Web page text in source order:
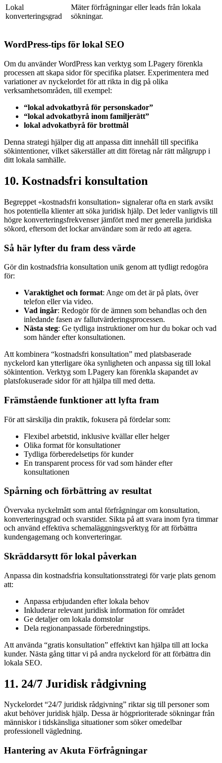
Lokal
konverteringsgrad
Mäter förfrågningar eller leads från lokala
sökningar.
WordPress-tips för lokal SEO
Om du använder WordPress kan verktyg som LPagery förenkla
processen att skapa sidor för specifika platser. Experimentera med
variationer av nyckelordet för att rikta in dig på olika
verksamhetsområden, till exempel:
“lokal advokatbyrå för personskador”
“lokal advokatbyrå inom familjerätt”
lokal advokatbyrå för brottmål
Denna strategi hjälper dig att anpassa ditt innehåll till specifika
sökintentioner, vilket säkerställer att ditt företag når rätt målgrupp i
ditt lokala samhälle.
10. Kostnadsfri konsultation
Begreppet «kostnadsfri konsultation» signalerar ofta en stark avsikt
hos potentiella klienter att söka juridisk hjälp. Det leder vanligtvis till
högre konverteringsfrekvenser jämfört med mer generella juridiska
sökord, eftersom det lockar användare som är redo att agera.
Så här lyfter du fram dess värde
Gör din kostnadsfria konsultation unik genom att tydligt redogöra
för:
Varaktighet och format: Ange om det är på plats, över
telefon eller via video.
Vad ingår: Redogör för de ämnen som behandlas och den
inledande fasen av fallutvärderingsprocessen.
Nästa steg: Ge tydliga instruktioner om hur du bokar och vad
som händer efter konsultationen.
Att kombinera “kostnadsfri konsultation” med platsbaserade
nyckelord kan ytterligare öka synligheten och anpassa sig till lokal
sökintention. Verktyg som LPagery kan förenkla skapandet av
platsfokuserade sidor för att hjälpa till med detta.
Främstående funktioner att lyfta fram
För att särskilja din praktik, fokusera på fördelar som:
Flexibel arbetstid, inklusive kvällar eller helger
Olika format för konsultationer
Tydliga förberedelsetips för kunder
En transparent process för vad som händer efter
konsultationen
Spårning och förbättring av resultat
Övervaka nyckelmått som antal förfrågningar om konsultation,
konverteringsgrad och svarstider. Sikta på att svara inom fyra timmar
och använd effektiva schemaläggningsverktyg för att förbättra
kundengagemang och konverteringar.
Skräddarsytt för lokal påverkan
Anpassa din kostnadsfria konsultationsstrategi för varje plats genom
att:
Anpassa erbjudanden efter lokala behov
Inkluderar relevant juridisk information för området
Ge detaljer om lokala domstolar
Dela regionanpassade förberedningstips.
Att använda “gratis konsultation” effektivt kan hjälpa till att locka
kunder. Nästa gång tittar vi på andra nyckelord för att förbättra din
lokala SEO.
11. 24/7 Juridisk rådgivning
Nyckelordet “24/7 juridisk rådgivning” riktar sig till personer som
akut behöver juridisk hjälp. Dessa är högprioriterade sökningar från
människor i tidskänsliga situationer som söker omedelbar
professionell vägledning.
Hantering av Akuta Förfrågningar